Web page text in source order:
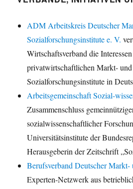
ADM Arbeitskreis Deutscher
Sozialforschungsinstitute e. V.
Wirtschaftsverband die
privatwirtschaftlichen Markt- und
Sozialforschungsinstitute in
Arbeitsgemeinschaft Sozial-
Zusammenschluss
sozialwissenschaftlicher
Universitätsinstitute der
Herausgeberin der Zeitschrift
Berufsverband Deutscher Markt-
Experten-Netzwerk aus